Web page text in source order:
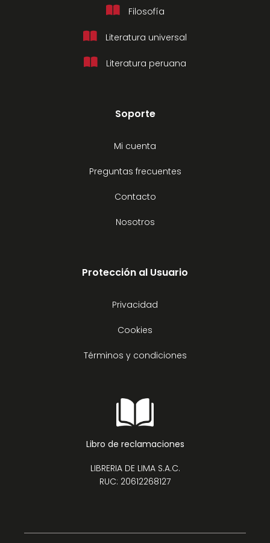
Filosofía
Literatura universal
Literatura peruana
Soporte
Mi cuenta
Preguntas frecuentes
Contacto
Nosotros
Protección al Usuario
Privacidad
Cookies
Términos y condiciones
Libro de reclamaciones
LIBRERIA DE LIMA S.A.C.
RUC: 20612268127